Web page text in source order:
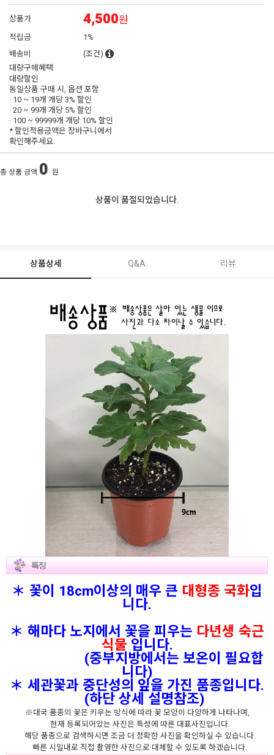
상품가 4,500원
적립금
1%
배송비
(조건)
대량구매혜택
대량할인
동일상품 구매 시, 옵션 포함
· 10 ~ 19개 개당3% 할인
· 20 ~ 99개 개당 5% 할인
· 100 ~ 99999개 개당 10% 할인
* 할인적용금액은 장바구니에서
확인해주세요.
총 상품 금액 0 원
상품이 품절되었습니다.
상품상세 Q&A 리뷰
＊ 꽃이 18cm이상의 매우 큰 대형종 국화입
니다.
＊ 해마다 노지에서 꽃을 피우는 다년생 숙근
식물 입니다.
(중부지방에서는 보온이 필요합
니다)
＊ 세관꽃과 중단성의 잎을 가진 품종입니다.
(하단 상세 설명참조)
※대국 품종의 꽃은 키우는 방식에 따라 꽃 모양이 다양하게 나타나며,
현재 등록되어있는 사진은 특성에 따른 대표사진입니다.
해당 품종으로 검색하시면 조금 더 정확한 사진을 확인하실 수 있습니다.
빠른 시일내로 직접 촬영한 사진으로 대체할 수 있도록 하겠습니다.